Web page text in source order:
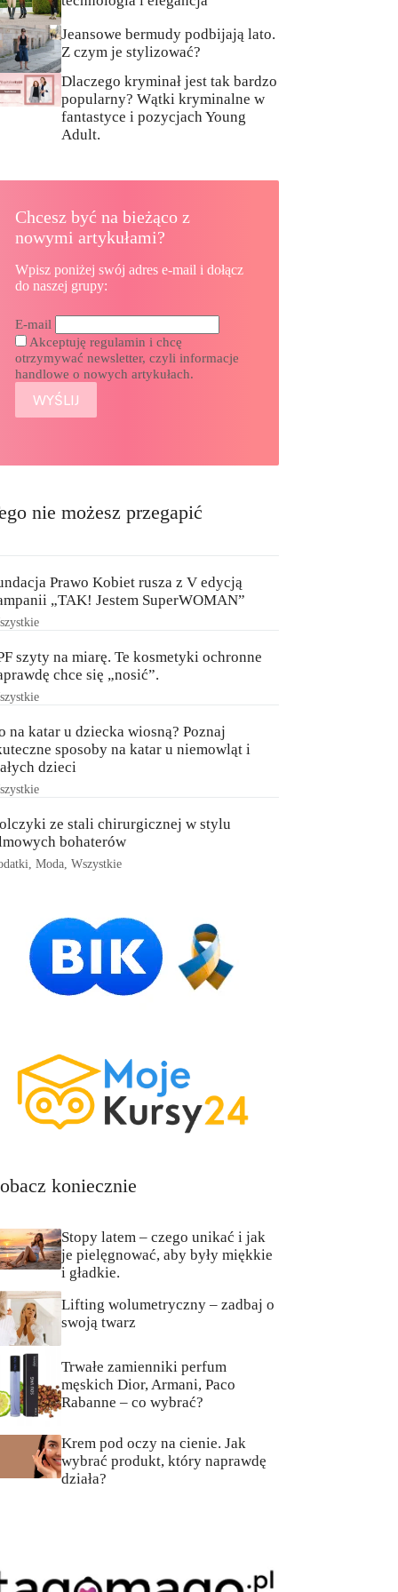
Jeansowe bermudy podbijają lato.
Z czym je stylizować?
Dlaczego kryminał jest tak bardzo
popularny? Wątki kryminalne w
fantastyce i pozycjach Young
Adult.
Chcesz być na bieżąco z
nowymi artykułami?
Wpisz poniżej swój adres e-mail i dołącz
do naszej grupy:
E-mail
Akceptuję regulamin i chcę
otrzymywać newsletter, czyli informacje
handlowe o nowych artykułach.
nie możesz przegapić
Prawo Kobiet rusza z V edycją
„TAK! Jestem SuperWOMAN”
szyty na miarę. Te kosmetyki ochronne
chce się „nosić”.
na katar u dziecka wiosną? Poznaj
sposoby na katar u niemowląt i
dzieci
ze stali chirurgicznej w stylu
bohaterów
,Moda ,Wszystkie
koniecznie
Stopy latem – czego unikać i jak
je pielęgnować, aby były miękkie
i gładkie.
Lifting wolumetryczny – zadbaj o
swoją twarz
Trwałe zamienniki perfum
męskich Dior, Armani, Paco
Rabanne – co wybrać?
Krem pod oczy na cienie. Jak
wybrać produkt, który naprawdę
działa?